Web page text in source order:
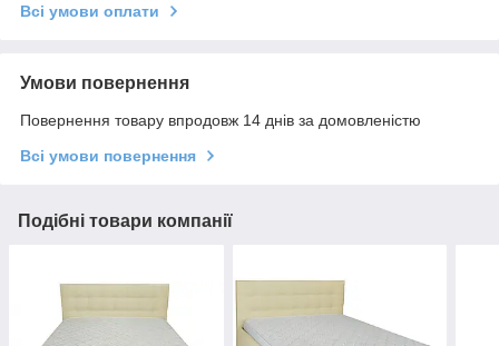
Всі умови оплати
Умови повернення
Повернення товару впродовж 14 днів за домовленістю
Всі умови повернення
Подібні товари компанії